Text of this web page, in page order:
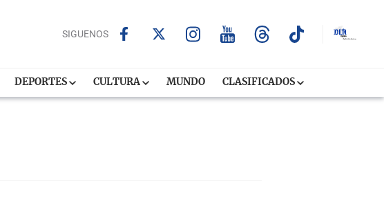
SIGUENOS
DEPORTES CULTURA MUNDO CLASIFICADOS